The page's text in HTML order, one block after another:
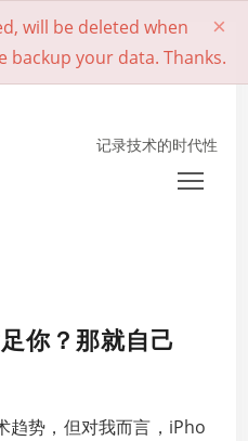
记录技术的时代性
你？那就自己
趋势，但对我而言，iPho
×
will be deleted when
backup your data. Thanks.